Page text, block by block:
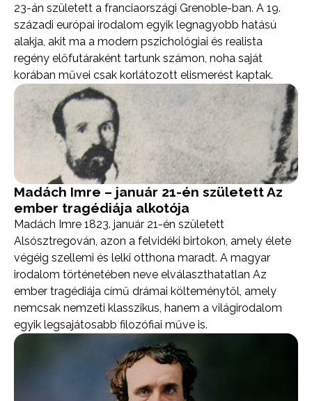
23-án született a franciaországi Grenoble-ban. A 19.
századi európai irodalom egyik legnagyobb hatású
alakja, akit ma a modern pszichológiai és realista
regény előfutáraként tartunk számon, noha saját
korában művei csak korlátozott elismerést kaptak.
Madách Imre – január 21-én született Az
ember tragédiája alkotója
Madách Imre 1823. január 21-én született
Alsósztregován, azon a felvidéki birtokon, amely élete
végéig szellemi és lelki otthona maradt. A magyar
irodalom történetében neve elválaszthatatlan Az
ember tragédiája című drámai költeménytől, amely
nemcsak nemzeti klasszikus, hanem a világirodalom
egyik legsajátosabb filozófiai műve is.